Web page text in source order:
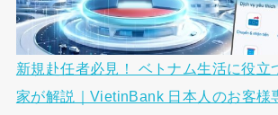
新規赴任者必見！ ベトナム生活に役立
家が解説｜VietinBank 日本人のお客様